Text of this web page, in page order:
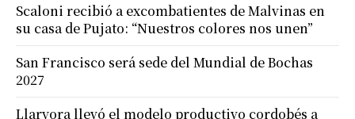
Scaloni recibió a excombatientes de Malvinas en
su casa de Pujato: “Nuestros colores nos unen”
San Francisco será sede del Mundial de Bochas
2027
Llaryora llevó el modelo productivo cordobés a